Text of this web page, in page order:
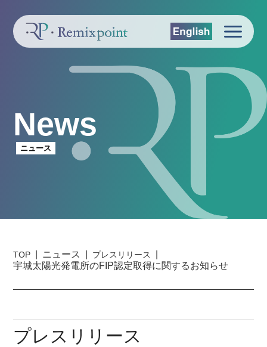
News
ニュース
TOP ニュース プレスリリース
宇城太陽光発電所のFIP認定取得に関するお知らせ
プレスリリース